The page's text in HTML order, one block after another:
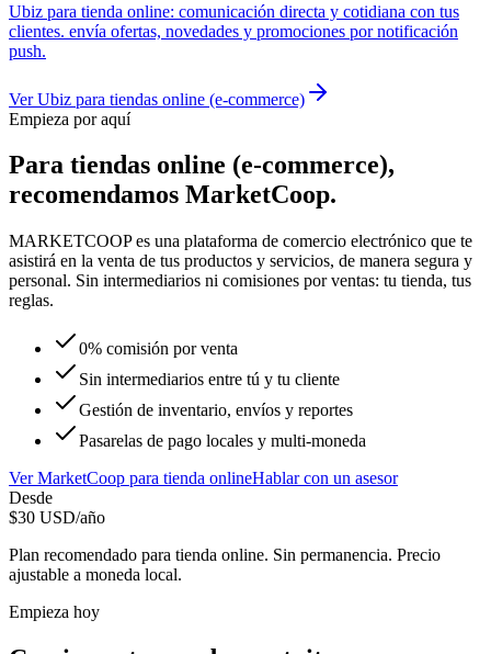
Ubiz para tienda online: comunicación directa y cotidiana con tus
clientes. envía ofertas, novedades y promociones por notificación
push.
VerUbiz para tiendas online (e-commerce)
Empieza por aquí
Para tiendas online (e-commerce),
recomendamos MarketCoop.
MARKETCOOP es una plataforma de comercio electrónico que te
asistirá en la venta de tus productos y servicios, de manera segura y
personal. Sin intermediarios ni comisiones por ventas: tu tienda, tus
reglas.
0% comisión por venta
Sin intermediarios entre tú y tu cliente
Gestión de inventario, envíos y reportes
Pasarelas de pago locales y multi-moneda
VerMarketCoop para tienda onlineHablar con un asesor
Desde
$30 USD/año
Plan recomendado para tienda online. Sin permanencia. Precio
ajustable a moneda local.
Empieza hoy